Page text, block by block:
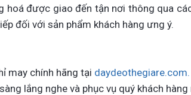
hoá được giao đến tận nơi thông qua
đối với sản phẩm khách hàng ưng ý.
may chính hãng tại daydeothegiare.com.
lắng nghe và phục vụ quý khách